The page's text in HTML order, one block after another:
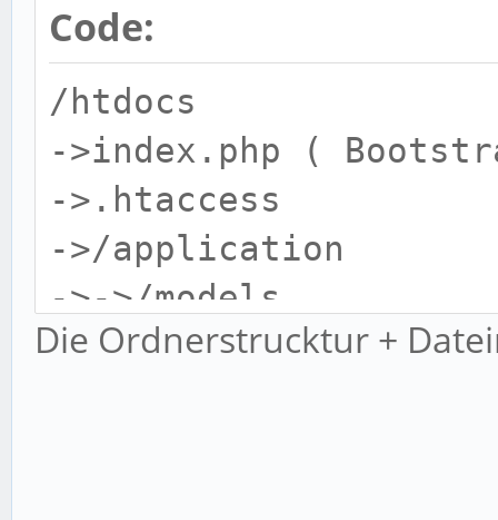
Code:
/htdocs
->index.php (
->.htaccess
->/application
->->/models
->->->noch leer
Die Ordnerstrucktur +